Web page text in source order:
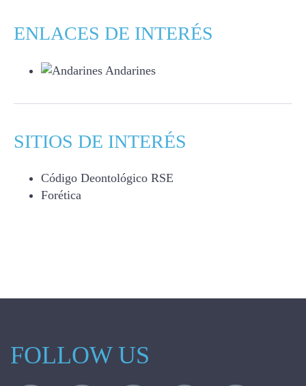
ENLACES DE INTERÉS
Andarines
SITIOS DE INTERÉS
Código Deontológico RSE
Forética
FOLLOW US